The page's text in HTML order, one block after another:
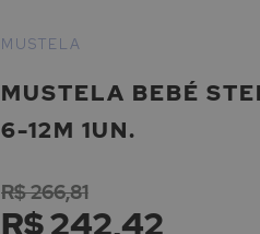
MUSTELA BEBÉ
6-12M 1UN.
MUSTELA
R$ 242,42
R$ 266,81